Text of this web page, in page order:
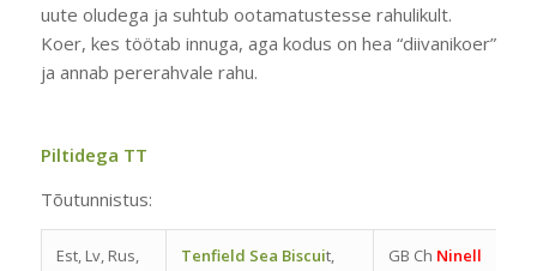
uute oludega ja suhtub ootamatustesse rahulikult.
Koer, kes töötab innuga, aga kodus on hea “diivanikoer”
ja annab pererahvale rahu.
Piltidega TT
Tõutunnistus:
Est, Lv, Rus,
Tenfield Sea Biscuit,
GB Ch Ninell